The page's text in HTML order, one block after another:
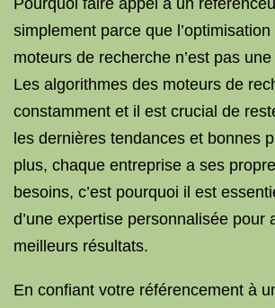
Pourquoi faire appel à un
simplement parce que
moteurs de recherche n’est pas
Les algorithmes des moteurs de
constamment et il est crucial de
les dernières tendances et bonnes
plus, chaque entreprise a ses
besoins, c’est pourquoi il est
d’une expertise personnalisée pour
meilleurs résultats.
En confiant votre référencement à